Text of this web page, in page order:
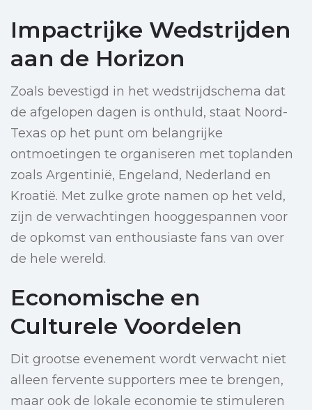
Impactrijke Wedstrijden
aan de Horizon
Zoals bevestigd in het wedstrijdschema dat
de afgelopen dagen is onthuld, staat Noord-
Texas op het punt om belangrijke
ontmoetingen te organiseren met toplanden
zoals Argentinië, Engeland, Nederland en
Kroatië. Met zulke grote namen op het veld,
zijn de verwachtingen hooggespannen voor
de opkomst van enthousiaste fans van over
de hele wereld.
Economische en
Culturele Voordelen
Dit grootse evenement wordt verwacht niet
alleen fervente supporters mee te brengen,
maar ook de lokale economie te stimuleren